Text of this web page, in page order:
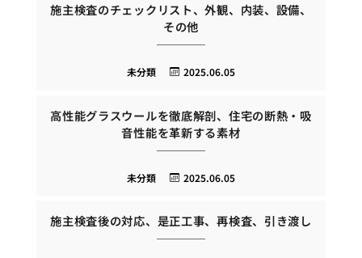
施主検査のチェックリスト、外観、内装、設備、
その他
2025.06.05
未分類
高性能グラスウールを徹底解剖、住宅の断熱・吸
音性能を革新する素材
2025.06.05
未分類
施主検査後の対応、是正工事、再検査、引き渡し